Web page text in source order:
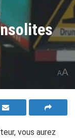
AA
vous aurez